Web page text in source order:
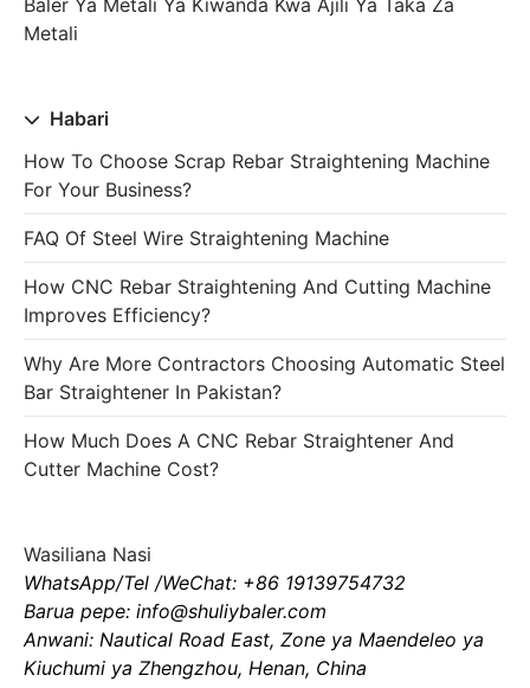
Baler Ya Metali Ya Kiwanda Kwa Ajili Ya Taka Za
Metali
Habari
How To Choose Scrap Rebar Straightening Machine
For Your Business?
FAQ Of Steel Wire Straightening Machine
How CNC Rebar Straightening And Cutting Machine
Improves Efficiency?
Why Are More Contractors Choosing Automatic Steel
Bar Straightener In Pakistan?
How Much Does A CNC Rebar Straightener And
Cutter Machine Cost?
Wasiliana Nasi
WhatsApp/Tel /WeChat: +86 19139754732
Barua pepe: info@shuliybaler.com
Anwani: Nautical Road East, Zone ya Maendeleo ya
Kiuchumi ya Zhengzhou, Henan, China